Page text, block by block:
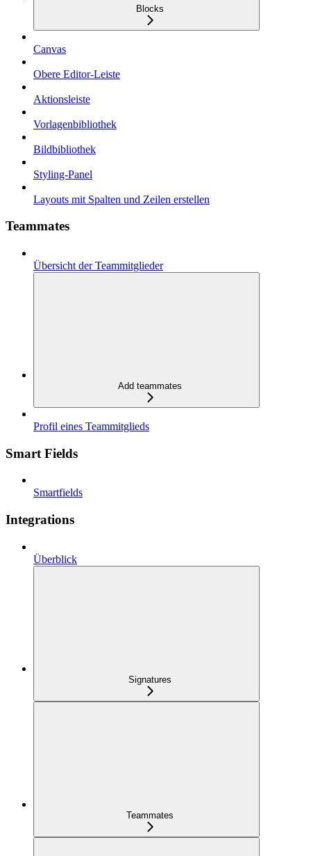
Blocks
Canvas
Obere Editor-Leiste
Aktionsleiste
Vorlagenbibliothek
Bildbibliothek
Styling-Panel
Layouts mit Spalten und Zeilen erstellen
Teammates
Übersicht der Teammitglieder
Add teammates
Profil eines Teammitglieds
Smart Fields
Smartfields
Integrations
Überblick
Signatures
Teammates